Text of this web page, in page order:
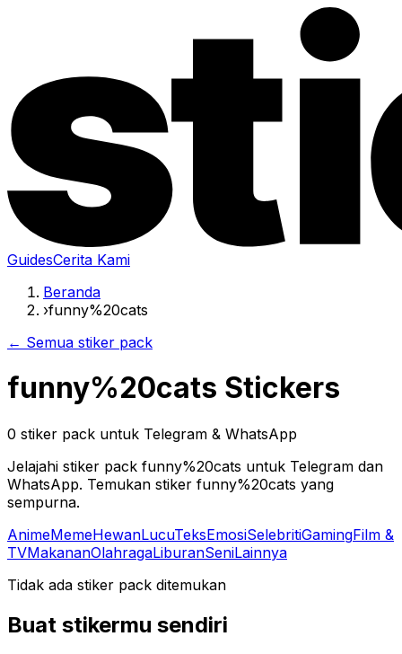
GuidesCerita Kami
Beranda
›funny%20cats
← Semua stiker pack
funny%20cats Stickers
0 stiker pack untuk Telegram & WhatsApp
Jelajahi stiker pack funny%20cats untuk Telegram dan
WhatsApp. Temukan stiker funny%20cats yang
sempurna.
AnimeMemeHewanLucuTeksEmosiSelebritiGamingFilm &
TVMakananOlahragaLiburanSeniLainnya
Tidak ada stiker pack ditemukan
Buat stikermu sendiri